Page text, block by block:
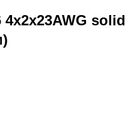
4x2х23AWG solid